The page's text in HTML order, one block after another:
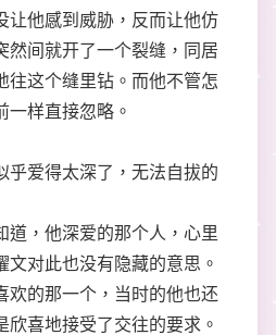
他感到威胁，反而让他仿
然间就开了一个裂缝，同居
往这个缝里钻。而他不管怎
一样直接忽略。
爱得太深了，无法自拔的
，他深爱的那个人，心里
文对此也没有隐藏的意思。
的那一个，当时的他也还
欣喜地接受了交往的要求。